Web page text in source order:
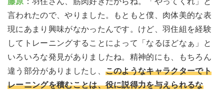
言われたので、やりました。もともと僕、肉体美的な表
現にあまり興味がなかったんです。けど、羽住組を経験
してトレーニングすることによって「なるほどなぁ」と
いろいろな発見がありましたね。精神的にも、もちろん
違う部分がありましたし、 このようなキャラクターでト
レーニングを積むことは、役に説得力を与えられるな